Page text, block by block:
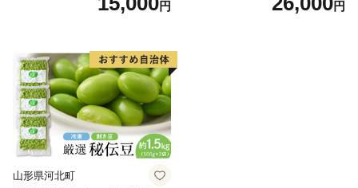
ぎ〜ん54人前セット（280g×
円 円
山形県河北町